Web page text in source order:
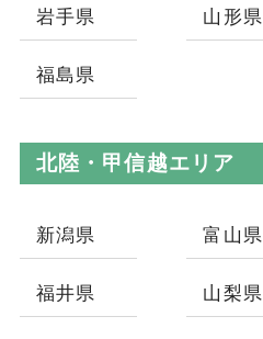
岩手県 山形県
福島県
北陸・甲信越エリア
新潟県 富山県
福井県 山梨県